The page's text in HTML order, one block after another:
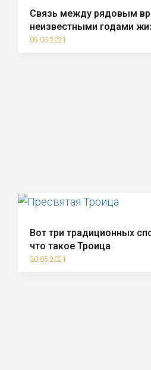
Связь между рядовым
неизвестными годами
05.06.2021
Вот три традиционных
что такое Троица
30.05.2021